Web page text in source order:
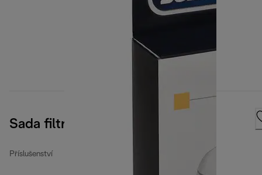
Sada filtrů pro fritézy
Příslušenství